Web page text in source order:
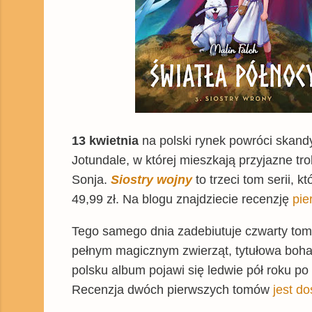
13 kwietnia na polski rynek powróci
Jotundale, w której mieszkają przyjazne
Sonja. Siostry wojny to trzeci tom serii,
49,99 zł. Na blogu znajdziecie recenzję
Tego samego dnia zadebiutuje czwarty
pełnym magicznym zwierząt, tytułowa
polsku album pojawi się ledwie pół roku
Recenzja dwóch pierwszych tomów jest